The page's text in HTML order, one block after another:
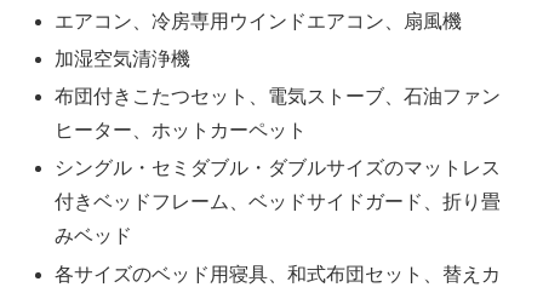
エアコン、冷房専用ウインドエアコン、扇風機
加湿空気清浄機
布団付きこたつセット、電気ストーブ、石油ファン
ヒーター、ホットカーペット
シングル・セミダブル・ダブルサイズのマットレス
付きベッドフレーム、ベッドサイドガード、折り畳
みベッド
各サイズのベッド用寝具、和式布団セット、替えカ